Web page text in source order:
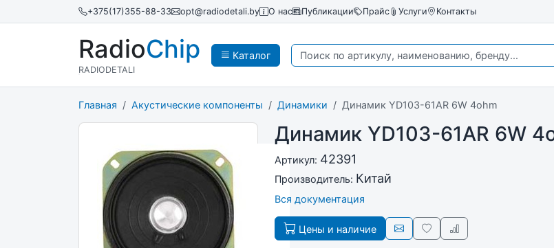
+375(17)355-88-33 opt@radiodetali.by О нас Публикации Прайс Услуги Контакты
Каталог
RadioChip
RADIODETALI
Главная Акустические компоненты Динамики Динамик YD103-61AR 6W 4ohm
Динамик YD103-61AR 6W
Артикул: 42391
Производитель: Китай
Вся документация
Цены и наличие